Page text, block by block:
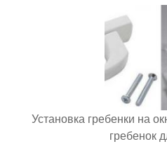
Установка гребенки на
гребенок